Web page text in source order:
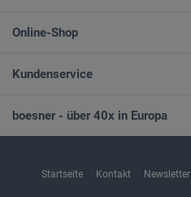
Online-Shop
Kundenservice
boesner - über 40x in Europa
Startseite Kontakt Newsletter